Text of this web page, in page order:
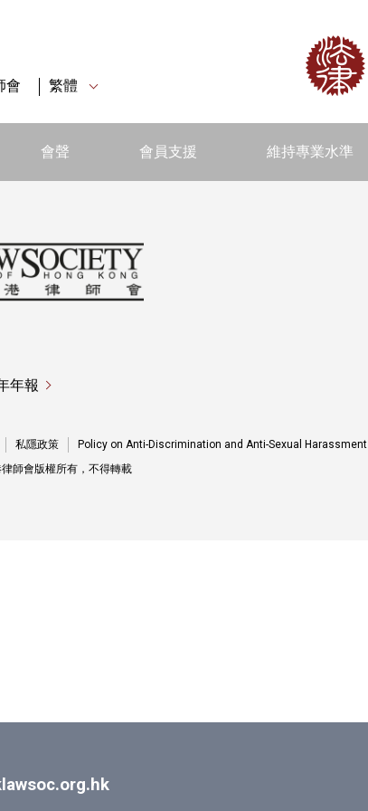
會 繁體
會聲 會員支援 維持專業水準
年報
私隱政策
Policy on Anti-Discrimination and Anti-Sexual Harassment
師會版權所有，不得轉載